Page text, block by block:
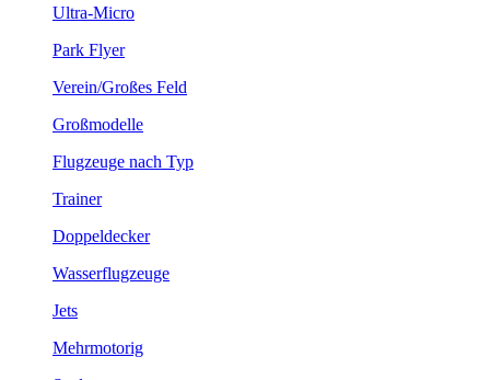
Ultra-Micro
Park Flyer
Verein/Großes Feld
Großmodelle
Flugzeuge nach Typ
Trainer
Doppeldecker
Wasserflugzeuge
Jets
Mehrmotorig